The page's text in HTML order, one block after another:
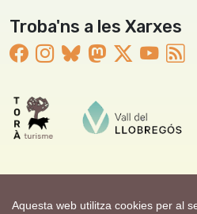
Aquesta web utilitza cookies per al
Troba'ns a les Xarxes